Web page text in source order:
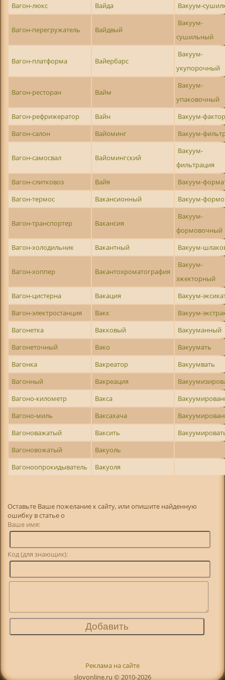
Вагон-люкс
Вайда Вакуум-
Вагон-перегружатель Вайдвый
Вакуум-
сушильный
Вагон-платформа Вайербарс
Вакуум-
укупорочный
Вагон-ресторан Вайм
Вакуум-
упаковочный
Вагон-рефрижератор
Вайн
Вакуум-
Вагон-салон
Вайоминг Вакуум-
Вагон-самосвал Вайомингский
Вакуум-
фильтрация
Вагон-слитковоз
Вайя
Вакуум-
Вагон-термос
Вакансионный Вакуум-
Вагон-транспортер Вакансия
Вакуум-
формовочный
Вагон-холодильник
Вакантный Вакуум-
Вагон-хоппер Вакантохроматография
Вакуум-
эжекторный
Вагон-цистерна
Вакация
Вакуум-
Вагон-электростанция
Вакк
Вакуум-
Вагонетка
Вакковый
Вакууманный
Вагонеточный
Вако
Вакуумать
Вагонка
Вакреатор
Вакуумвать
Вагонный
Вакреация
Вагоно-километр
Вакса
Вагоно-миль
Ваксахача
Вагоноважатый
Ваксить
Вагоновожатый
Вакуоль
Вагоноопрокидыватель
Вакуоля
Оставьте Ваше пожелание к сайту, или опишите найденную
ошибку в статье о
Ваше имя:
Код (для знающих):
Реклама на сайте
slovonline.ru © 2010-2026